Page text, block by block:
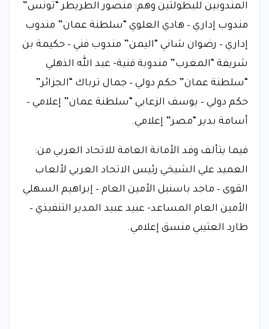
المندوبين للبطولتين وهم: منصور الطريطر “تونس”
مندوب إداري – هادي العلوي “سلطنة عمان” مندوب
إداري – رضوان شاني “اليمن” مندوب فني – حكيمة بن
شريفة “المغرب” مندوبة فنية- عبد الله الذهلي
“سلطنة عمان” حكم دولي – جمال ترباك “الجزائر”
حكم دولي – يوسف الزعابي “سلطنة عمان” إعلامي –
أسامة بدير “مصر” إعلامي.
فيما يتألف وفد الأمانة العامة للاتحاد العربي من:
العميد علي الشيخي رئيس الاتحاد العربي لألعاب
القوى – ماجد باسنبل الأمين العام – إبراهيم السهلي
الأمين العام المساعد- عبيد عبيد المدير التنفيذي –
طارد العتيبي منسق إعلامي.